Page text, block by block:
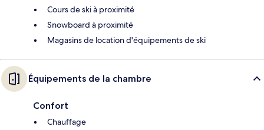
Cours de ski à proximité
Snowboard à proximité
Magasins de location d'équipements de ski
Équipements de la chambre
Confort
Chauffage